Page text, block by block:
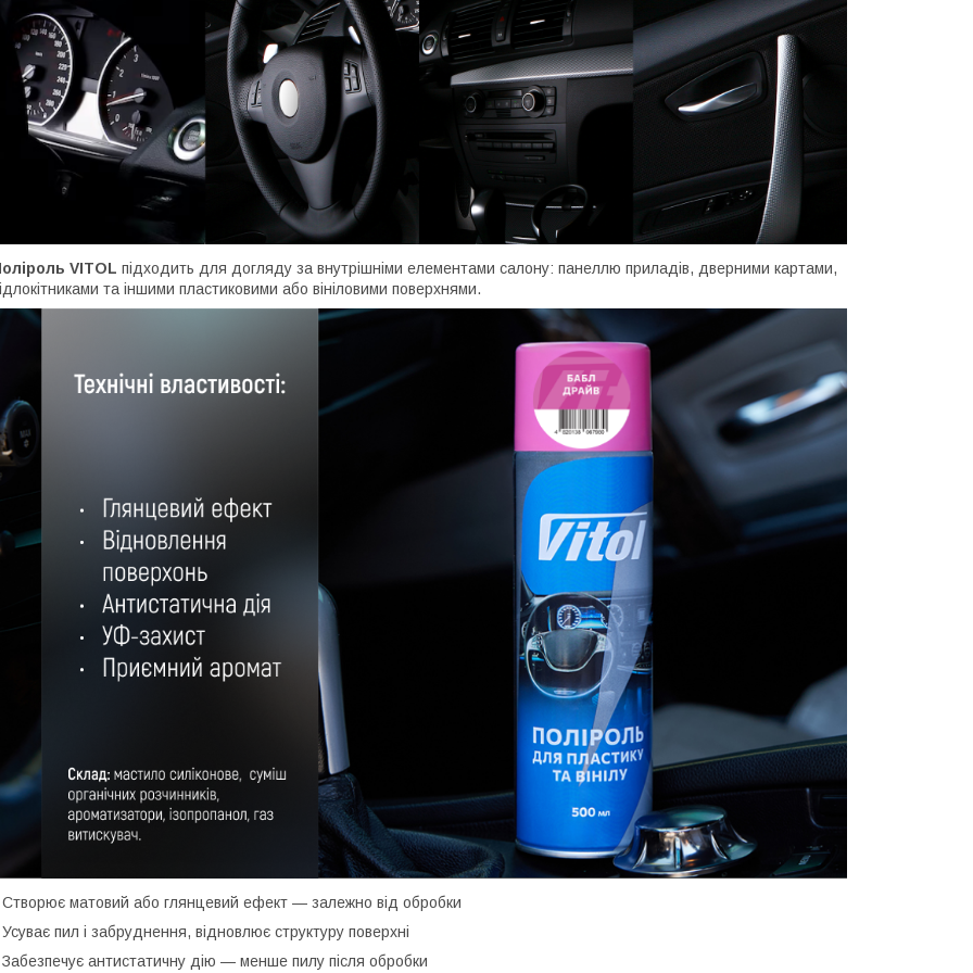
VITOL підходить для догляду за внутрішніми елементами салону: панеллю приладів, дверними картами,
та іншими пластиковими або вініловими поверхнями.
Створює матовий або глянцевий ефект — залежно від обробки
Усуває пил і забруднення, відновлює структуру поверхні
Забезпечує антистатичну дію — менше пилу після обробки